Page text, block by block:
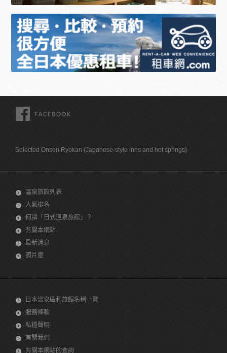
Selected Onsen Ryokan (Japanese-style inns and hot springs)
溫泉旅館列表
人氣排名
何謂「日式溫泉旅館」？
有關本網站
最新消息
照片庫
日本溫泉區和旅館名稱一覽
服務條款
私穩聲明
有關我們
有關本網站的查詢